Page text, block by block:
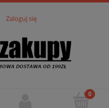
Zaloguj się